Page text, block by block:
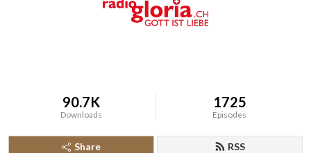
90.7K
Downloads
1725
Episodes
Share RSS